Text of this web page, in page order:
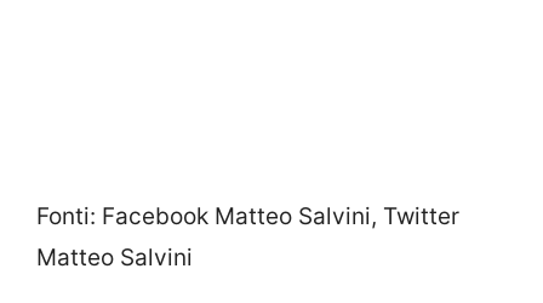
Fonti: Facebook Matteo Salvini, Twitter
Matteo Salvini